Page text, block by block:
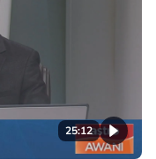
25:12